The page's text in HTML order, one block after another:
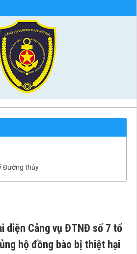
Đường thủy
diện Cảng vụ ĐTNĐ số 7 tổ
hộ đồng bào bị thiệt hại